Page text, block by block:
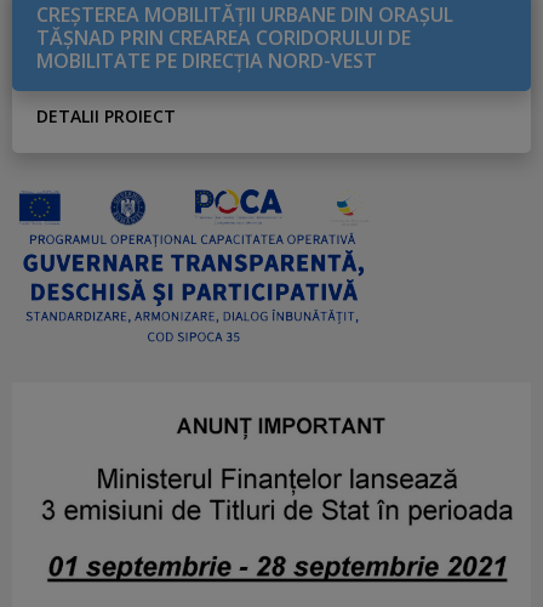
CREŞTEREA MOBILITĂŢII URBANE DIN ORAŞUL
TĂŞNAD PRIN CREAREA CORIDORULUI DE
MOBILITATE PE DIRECŢIA NORD-VEST
DETALII PROIECT